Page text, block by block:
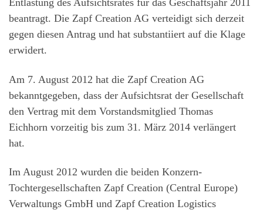
Entlastung des Aufsichtsrates für das Geschäftsjahr 2011
beantragt. Die Zapf Creation AG verteidigt sich derzeit
gegen diesen Antrag und hat substantiiert auf die Klage
erwidert.
Am 7. August 2012 hat die Zapf Creation AG
bekanntgegeben, dass der Aufsichtsrat der Gesellschaft
den Vertrag mit dem Vorstandsmitglied Thomas
Eichhorn vorzeitig bis zum 31. März 2014 verlängert
hat.
Im August 2012 wurden die beiden Konzern-
Tochtergesellschaften Zapf Creation (Central Europe)
Verwaltungs GmbH und Zapf Creation Logistics